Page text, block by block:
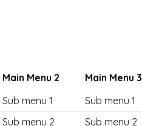
Main Menu 2
Sub menu 1
Sub menu 2
Main Menu 3
Sub menu 1
Sub menu 2